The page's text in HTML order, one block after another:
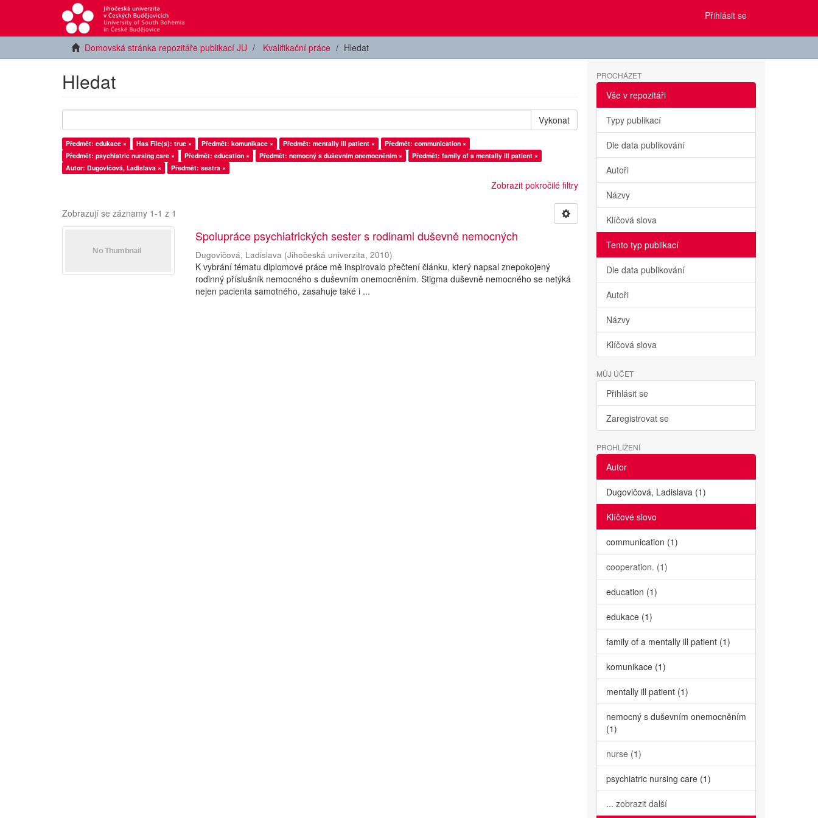
Přihlásit se
Domovská stránka repozitáře publikací JU Kvalifikační práce Hledat
Hledat
Vykonat
Předmět: edukace × Has File(s): true × Předmět: komunikace × Předmět: mentally ill patient ×
Předmět: communication ×
Předmět: psychiatric nursing care ×
Předmět: education × Předmět: nemocný s duševním onemocněním ×
Předmět: family of a mentally ill patient ×
Autor: Dugovičová, Ladislava ×
Předmět: sestra ×
Zobrazit pokročilé filtry
Zobrazují se záznamy 1-1 z 1
Spolupráce psychiatrických sester s rodinami duševně nemocných
Dugovičová, Ladislava (Jihočeská univerzita,2010)
K vybrání tématu diplomové práce mě inspirovalo přečtení článku, který napsal znepokojený
rodinný příslušník nemocného s duševním onemocněním. Stigma duševně nemocného se netýká
nejen pacienta samotného, zasahuje také i ...
PROCHÁZET
Vše v repozitáři
Typy publikací
Dle data publikování
Autoři
Názvy
Klíčová slova
Tento typ publikací
Dle data publikování
Autoři
Názvy
Klíčová slova
MŮJ ÚČET
Přihlásit se
Zaregistrovat se
PROHLÍŽENÍ
Autor
Dugovičová, Ladislava (1)
Klíčové slovo
communication (1)
cooperation. (1)
education (1)
edukace (1)
family of a mentally ill patient (1)
komunikace (1)
mentally ill patient (1)
nemocný s duševním onemocněním
(1)
nurse (1)
psychiatric nursing care (1)
... zobrazit další